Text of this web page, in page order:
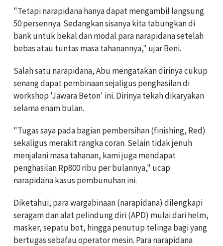
"Tetapi narapidana hanya dapat mengambil langsung
50 persennya. Sedangkan sisanya kita tabungkan di
bank untuk bekal dan modal para narapidana setelah
bebas atau tuntas masa tahanannya," ujar Beni.
Salah satu narapidana, Abu mengatakan dirinya cukup
senang dapat pembinaan sejaligus penghasilan di
workshop 'Jawara Beton' ini. Dirinya tekah dikaryakan
selama enam bulan.
"Tugas saya pada bagian pembersihan (finishing, Red)
sekaligus merakit rangka coran. Selain tidak jenuh
menjalani masa tahanan, kami juga mendapat
penghasilan Rp800 ribu per bulannya," ucap
narapidana kasus pembunuhan ini.
Diketahui, para wargabinaan (narapidana) dilengkapi
seragam dan alat pelindung diri (APD) mulai dari helm,
masker, sepatu bot, hingga penutup telinga bagi yang
bertugas sebafau operator mesin. Para narapidana